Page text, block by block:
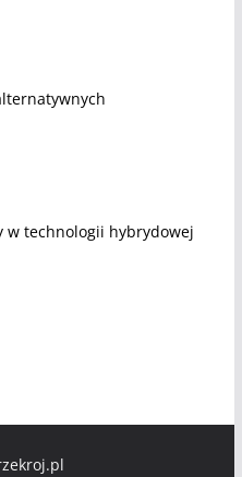
w technologii hybrydowej